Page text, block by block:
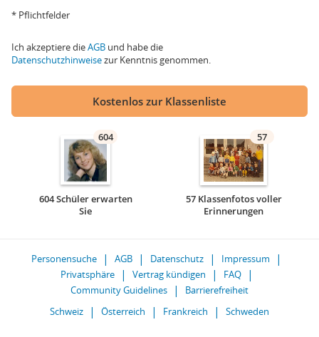
* Pflichtfelder
Ich akzeptiere dieAGB und habe die
Datenschutzhinweisezur Kenntnis genommen.
Kostenlos zur Klassenliste
604
604 Schüler erwarten
Sie
57
57 Klassenfotos voller
Erinnerungen
Personensuche AGB Datenschutz
Impressum
Privatsphäre
Vertrag kündigen
FAQ
Community Guidelines
Barrierefreiheit
Schweiz
Österreich Frankreich Schweden